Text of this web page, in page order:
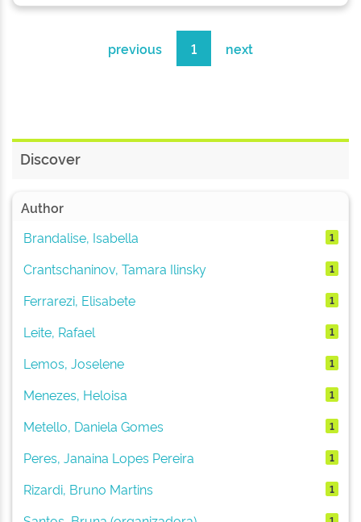
previous 1 next
Discover
Author
Brandalise, Isabella
1
Crantschaninov, Tamara Ilinsky 1
Ferrarezi, Elisabete 1
Leite, Rafael 1
Lemos, Joselene 1
Menezes, Heloisa 1
Metello, Daniela Gomes 1
Peres, Janaina Lopes Pereira 1
Rizardi, Bruno Martins 1